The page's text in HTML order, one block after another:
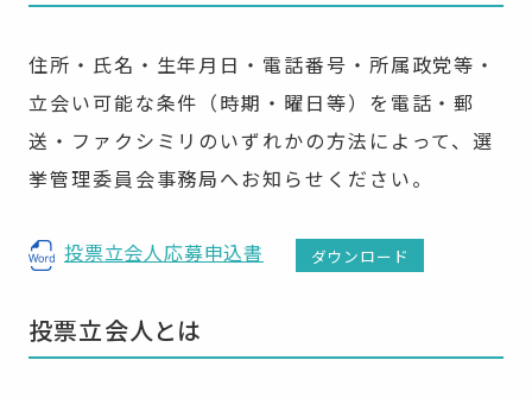
住所・氏名・生年月日・電話番号・所属政党等・
立会い可能な条件（時期・曜日等）を電話・郵
送・ファクシミリのいずれかの方法によって、選
挙管理委員会事務局へお知らせください。
投票立会人応募申込書 ダウンロード
投票立会人とは